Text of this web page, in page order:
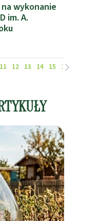
wykonanie
im. A.
11 12 13 14 15 16